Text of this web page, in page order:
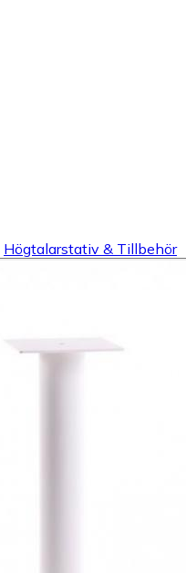
Högtalarstativ & Tillbehör